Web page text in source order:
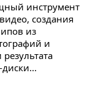
инструмент
создания
из
и